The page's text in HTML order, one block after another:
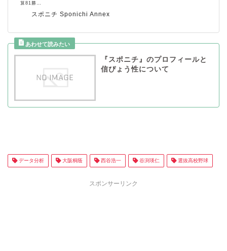
スポニチ Sponichi Annex
算81勝…
『スポニチ』のプロフィールと
信ぴょう性について
データ分析 大阪桐蔭 西谷浩一 谷渕瑛仁 選抜高校野球
スポンサーリンク